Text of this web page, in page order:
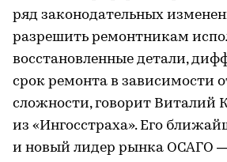
ряд законодательных
разрешить ремонтникам
восстановленные детали,
срок ремонта в зависимости
сложности, говорит Виталий
из «Ингосстраха». Его
и новый лидер рынка ОСАГО